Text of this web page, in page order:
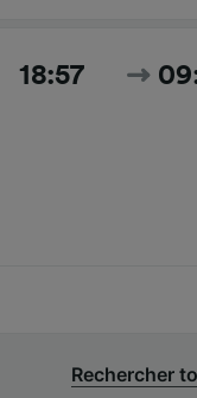
18:57
Rechercher